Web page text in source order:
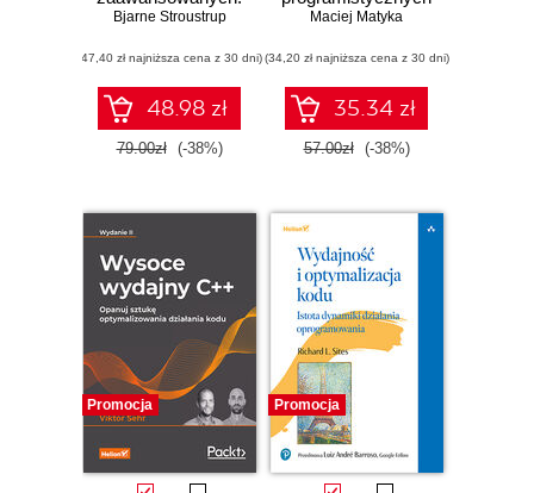
Wydanie III
Bjarne Stroustrup
(47,40 zł najniższa cena z 30 dni)
48.98 zł
79.00zł (-38%)
z odpowiedziami
Maciej Matyka
(34,20 zł najniższa cena z 30 dni)
35.34 zł
57.00zł (-38%)
Promocja Promocja